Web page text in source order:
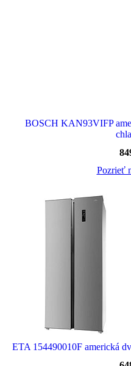
BOSCH KAN93VIFP
Pozrieť
ETA 154490010F americká